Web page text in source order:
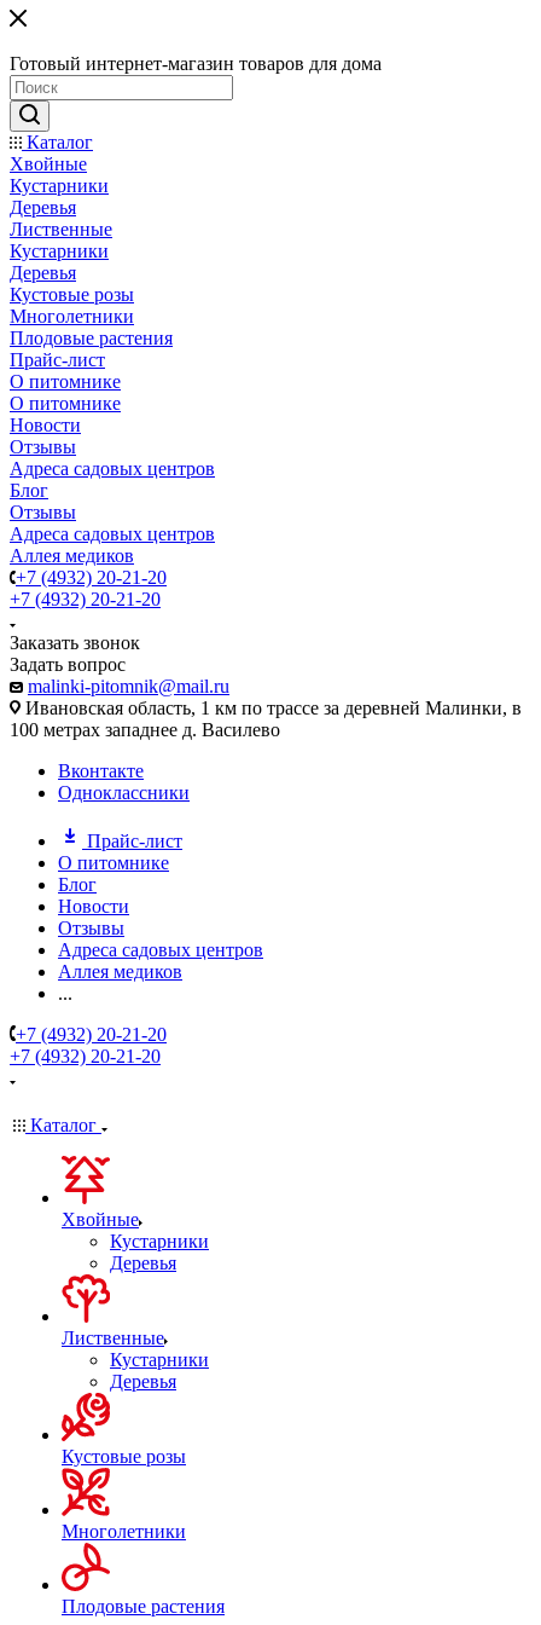
Готовый интернет-магазин товаров для дома
Каталог
Хвойные
Кустарники
Деревья
Лиственные
Кустарники
Деревья
Кустовые розы
Многолетники
Плодовые растения
Прайс-лист
О питомнике
О питомнике
Новости
Отзывы
Адреса садовых центров
Блог
Отзывы
Адреса садовых центров
Аллея медиков
+7 (4932) 20-21-20
+7 (4932) 20-21-20
Заказать звонок
Задать вопрос
malinki-pitomnik@mail.ru
Ивановская область, 1 км по трассе за деревней Малинки, в
100 метрах западнее д. Василево
Вконтакте
Одноклассники
Прайс-лист
О питомнике
Блог
Новости
Отзывы
Адреса садовых центров
Аллея медиков
...
+7 (4932) 20-21-20
+7 (4932) 20-21-20
Каталог
Хвойные
Кустарники
Деревья
Лиственные
Кустарники
Деревья
Кустовые розы
Многолетники
Плодовые растения